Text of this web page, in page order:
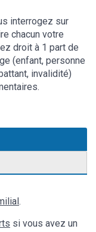
interrogez sur
chacun votre
droit à 1 part de
(enfant, personne
invalidité)
.
si vous avez un